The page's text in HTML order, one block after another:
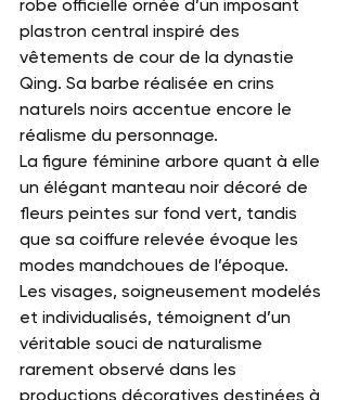
robe officielle ornée d’un imposant
plastron central inspiré des
vêtements de cour de la dynastie
Qing. Sa barbe réalisée en crins
naturels noirs accentue encore le
réalisme du personnage.
La figure féminine arbore quant à elle
un élégant manteau noir décoré de
fleurs peintes sur fond vert, tandis
que sa coiffure relevée évoque les
modes mandchoues de l’époque.
Les visages, soigneusement modelés
et individualisés, témoignent d’un
véritable souci de naturalisme
rarement observé dans les
productions décoratives destinées à